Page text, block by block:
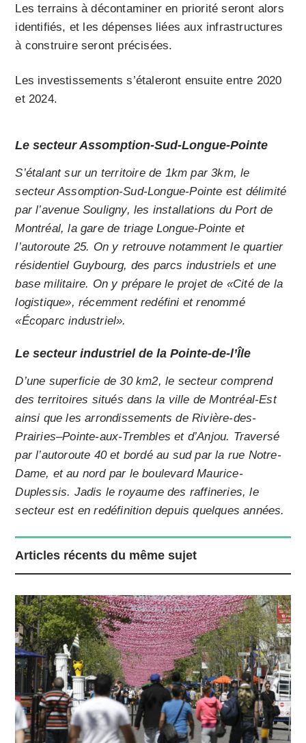
Les terrains à décontaminer en priorité seront alors
identifiés, et les dépenses liées aux infrastructures
à construire seront précisées.
Les investissements s’étaleront ensuite entre 2020
et 2024.
Le secteur Assomption-Sud-Longue-Pointe
S’étalant sur un territoire de 1km par 3km, le
secteur Assomption-Sud-Longue-Pointe est délimité
par l’avenue Souligny, les installations du Port de
Montréal, la gare de triage Longue-Pointe et
l’autoroute 25. On y retrouve notamment le quartier
résidentiel Guybourg, des parcs industriels et une
base militaire. On y prépare le projet de «Cité de la
logistique», récemment redéfini et renommé
«Écoparc industriel».
Le secteur industriel de la Pointe-de-l’Île
D’une superficie de 30 km2, le secteur comprend
des territoires situés dans la ville de Montréal-Est
ainsi que les arrondissements de Rivière-des-
Prairies–Pointe-aux-Trembles et d’Anjou. Traversé
par l’autoroute 40 et bordé au sud par la rue Notre-
Dame, et au nord par le boulevard Maurice-
Duplessis. Jadis le royaume des raffineries, le
secteur est en redéfinition depuis quelques années.
Articles récents du même sujet